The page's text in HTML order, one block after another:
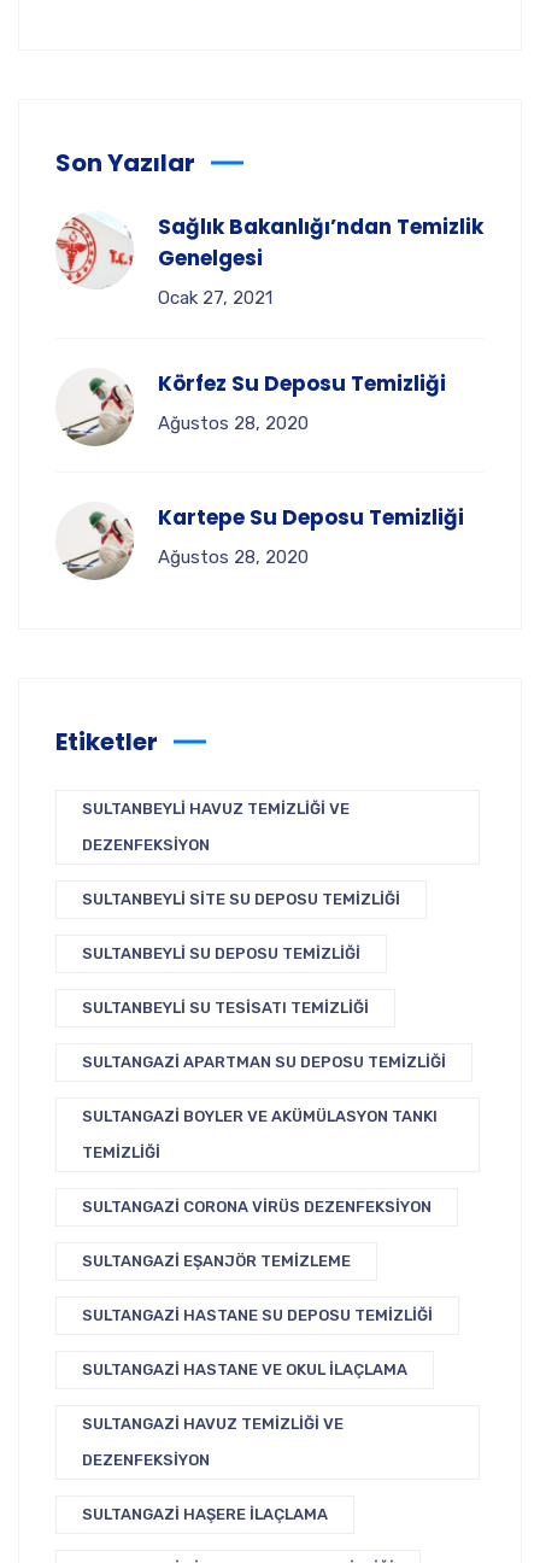
Son Yazılar
Sağlık Bakanlığı’ndan Temizlik
Genelgesi
Ocak 27, 2021
Körfez Su Deposu Temizliği
Ağustos 28, 2020
Kartepe Su Deposu Temizliği
Ağustos 28, 2020
Etiketler
SULTANBEYLI HAVUZ TEMIZLIĞI VE
DEZENFEKSIYON
SULTANBEYLI SITE SU DEPOSU TEMIZLIĞI
SULTANBEYLI SU DEPOSU TEMIZLIĞI
SULTANBEYLI SU TESISATI TEMIZLIĞI
SULTANGAZI APARTMAN SU DEPOSU TEMIZLIĞI
SULTANGAZI BOYLER VE AKÜMÜLASYON TANKI
TEMIZLIĞI
SULTANGAZI CORONA VIRÜS DEZENFEKSIYON
SULTANGAZI EŞANJÖR TEMIZLEME
SULTANGAZI HASTANE SU DEPOSU TEMIZLIĞI
SULTANGAZI HASTANE VE OKUL İLAÇLAMA
SULTANGAZI HAVUZ TEMIZLIĞI VE
DEZENFEKSIYON
SULTANGAZI HAŞERE İLAÇLAMA